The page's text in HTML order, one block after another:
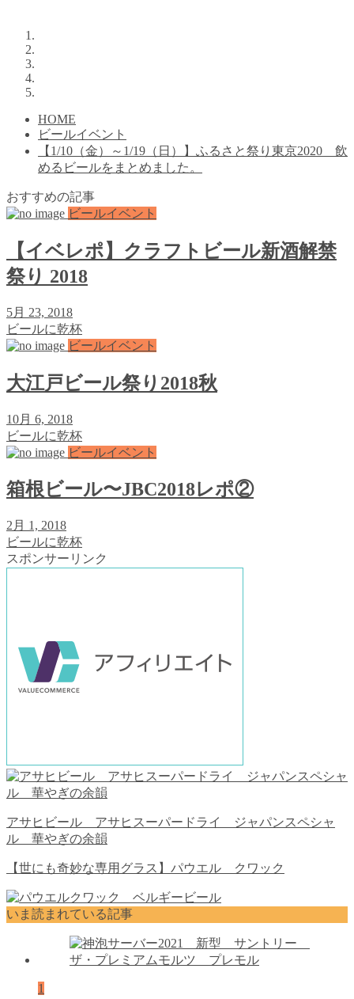
HOME
ビールイベント
【1/10（金）～1/19（日）】ふるさと祭り東京2020 飲
めるビールをまとめました。
おすすめの記事
ビールイベント
【イベレポ】クラフトビール新酒解禁
祭り 2018
5月 23, 2018
ビールに乾杯
ビールイベント
大江戸ビール祭り2018秋
10月 6, 2018
ビールに乾杯
ビールイベント
箱根ビール〜JBC2018レポ②
2月 1, 2018
ビールに乾杯
スポンサーリンク
アサヒビール アサヒスーパードライ ジャパンスペシャ
ル 華やぎの余韻
【世にも奇妙な専用グラス】パウエル クワック
いま読まれている記事
1